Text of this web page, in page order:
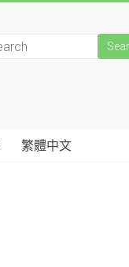
繁體中文